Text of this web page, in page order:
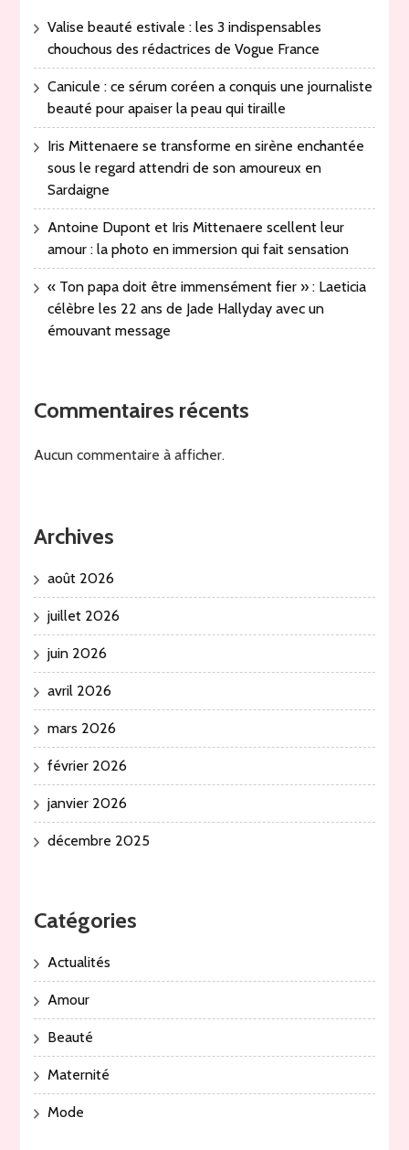
Valise beauté estivale : les 3 indispensables
chouchous des rédactrices de Vogue France
Canicule : ce sérum coréen a conquis une journaliste
beauté pour apaiser la peau qui tiraille
Iris Mittenaere se transforme en sirène enchantée
sous le regard attendri de son amoureux en
Sardaigne
Antoine Dupont et Iris Mittenaere scellent leur
amour : la photo en immersion qui fait sensation
« Ton papa doit être immensément fier » : Laeticia
célèbre les 22 ans de Jade Hallyday avec un
émouvant message
Commentaires récents
Aucun commentaire à afficher.
Archives
août 2026
juillet 2026
juin 2026
avril 2026
mars 2026
février 2026
janvier 2026
décembre 2025
Catégories
Actualités
Amour
Beauté
Maternité
Mode